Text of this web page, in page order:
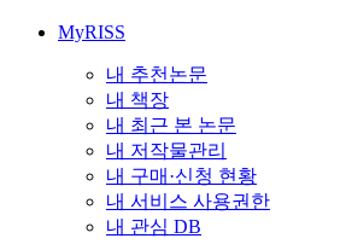
MyRISS
내 추천논문
내 책장
내 최근 본 논문
내 저작물관리
내 구매·신청 현황
내 서비스 사용권한
내 관심 DB